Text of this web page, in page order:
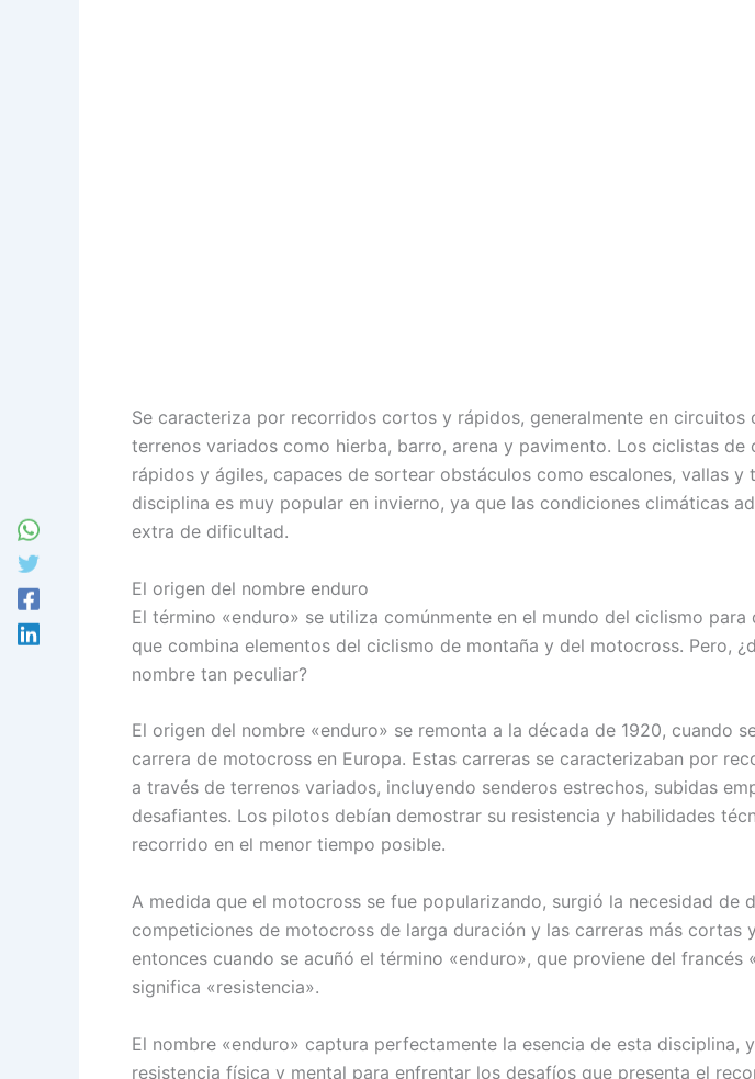
Se caracteriza por recorridos cortos y rápidos, generalmente en circuitos
terrenos variados como hierba, barro, arena y pavimento. Los ciclistas de
rápidos y ágiles, capaces de sortear obstáculos como escalones, vallas y
disciplina es muy popular en invierno, ya que las condiciones climáticas
extra de dificultad.
El origen del nombre enduro
El término «enduro» se utiliza comúnmente en el mundo del ciclismo para
que combina elementos del ciclismo de montaña y del motocross. Pero,
nombre tan peculiar?
El origen del nombre «enduro» se remonta a la década de 1920, cuando
carrera de motocross en Europa. Estas carreras se caracterizaban por
a través de terrenos variados, incluyendo senderos estrechos, subidas
desafiantes. Los pilotos debían demostrar su resistencia y habilidades
recorrido en el menor tiempo posible.
A medida que el motocross se fue popularizando, surgió la necesidad de
competiciones de motocross de larga duración y las carreras más cortas
entonces cuando se acuñó el término «enduro», que proviene del francés
significa «resistencia».
El nombre «enduro» captura perfectamente la esencia de esta disciplina,
resistencia física y mental para enfrentar los desafíos que presenta el